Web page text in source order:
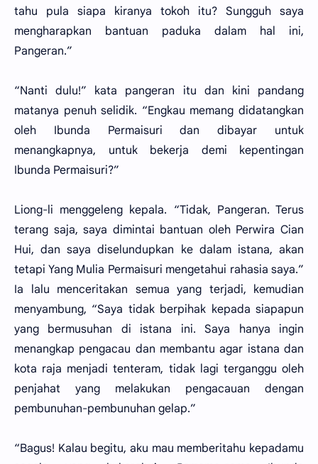
tahu pula siapa kiranya tokoh itu? Sungguh saya
mengharapkan bantuan paduka dalam hal ini,
Pangeran.”
“Nanti dulu!” kata pangeran itu dan kini pandang
matanya penuh selidik. “Engkau memang didatangkan
oleh Ibunda Permaisuri dan dibayar untuk
menangkapnya, untuk bekerja demi kepentingan
Ibunda Permaisuri?”
Liong-li menggeleng kepala. “Tidak, Pangeran. Terus
terang saja, saya dimintai bantuan oleh Perwira Cian
Hui, dan saya diselundupkan ke dalam istana, akan
tetapi Yang Mulia Permaisuri mengetahui rahasia saya.”
Ia lalu menceritakan semua yang terjadi, kemudian
menyambung, “Saya tidak berpihak kepada siapapun
yang bermusuhan di istana ini. Saya hanya ingin
menangkap pengacau dan membantu agar istana dan
kota raja menjadi tenteram, tidak lagi terganggu oleh
penjahat yang melakukan pengacauan dengan
pembunuhan-pembunuhan gelap.”
“Bagus! Kalau begitu, aku mau memberitahu kepadamu